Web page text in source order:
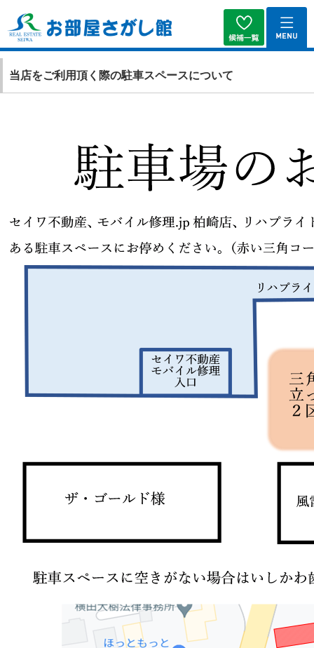
当店をご利用頂く際の駐車スペースについて